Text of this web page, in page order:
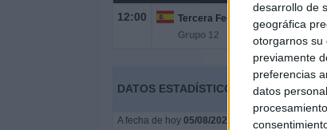
desarrollo de
geográfica
otorgarnos su
previamente
preferencias
datos
12:00
Tercera Federación
Grupo 12
DATOS ESTADÍSTICOS DE FÚTBOL
A fecha de hoy 05/08/2026
y desde que esta